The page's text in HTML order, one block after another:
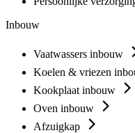
Inbouw
Vaatwassers inbouw
Koelen & vriezen
Kookplaat inbouw
Oven inbouw
Afzuigkap